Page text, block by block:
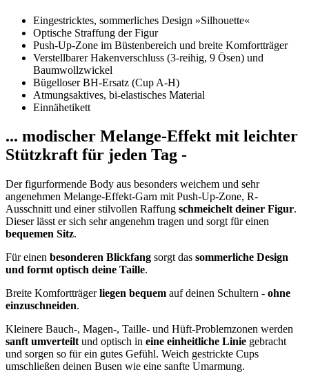
Eingestricktes, sommerliches Design »Silhouette«
Optische Straffung der Figur
Push-Up-Zone im Büstenbereich und breite Komfortträger
Verstellbarer Hakenverschluss (3-reihig, 9 Ösen) und
Baumwollzwickel
Bügelloser BH-Ersatz (Cup A-H)
Atmungsaktives, bi-elastisches Material
Einnähetikett
... modischer Melange-Effekt mit leichter
Stützkraft für jeden Tag -
Der figurformende Body aus besonders weichem und sehr
angenehmen Melange-Effekt-Garn mit Push-Up-Zone, R-
Ausschnitt und einer stilvollen Raffung schmeichelt deiner Figur.
Dieser lässt er sich sehr angenehm tragen und sorgt für einen
bequemen Sitz.
Für einen besonderen Blickfang sorgt das sommerliche Design
und formt optisch deine Taille.
Breite Komfortträgerliegen bequem auf deinen Schultern - ohne
einzuschneiden.
Kleinere Bauch-, Magen-, Taille- und Hüft-Problemzonen werden
sanft umverteilt und optisch in eine einheitliche Linie gebracht
und sorgen so für ein gutes Gefühl. Weich gestrickte Cups
umschließen deinen Busen wie eine sanfte Umarmung.